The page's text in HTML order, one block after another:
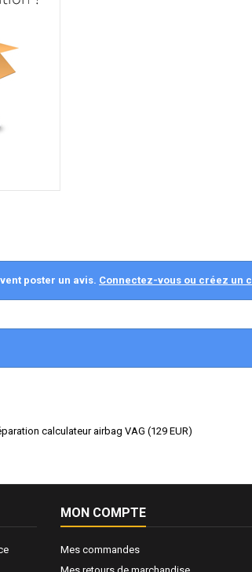
poster un avis. Connectez-vous ou créez un
calculateur airbag VAG (129 EUR)
MON COMPTE
Mes commandes